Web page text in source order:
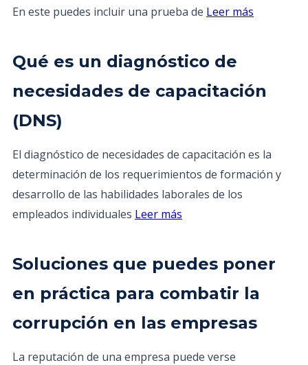
En este puedes incluir una prueba de Leer más
Qué es un diagnóstico de
necesidades de capacitación
(DNS)
El diagnóstico de necesidades de capacitación es la
determinación de los requerimientos de formación y
desarrollo de las habilidades laborales de los
empleados individuales Leer más
Soluciones que puedes poner
en práctica para combatir la
corrupción en las empresas
La reputación de una empresa puede verse